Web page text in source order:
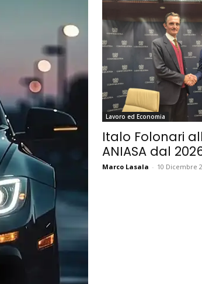
Lavoro ed Economia
Italo Folonari
ANIASA dal
Marco Lasala - 10 Dicembre